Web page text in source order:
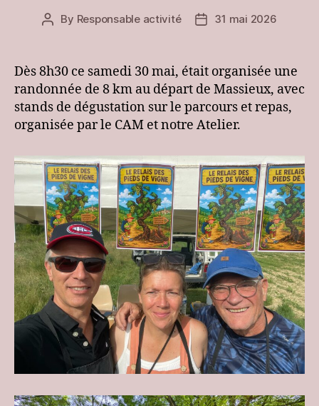
Post
By Responsable activité
Post31 mai 2026
Dès 8h30 ce samedi 30 mai, était organisée une
randonnée de 8 km au départ de Massieux, avec
stands de dégustation sur le parcours et repas,
organisée par le CAM et notre Atelier.